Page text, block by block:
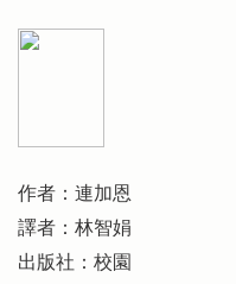
作者：連加恩
譯者：林智娟
出版社：校園